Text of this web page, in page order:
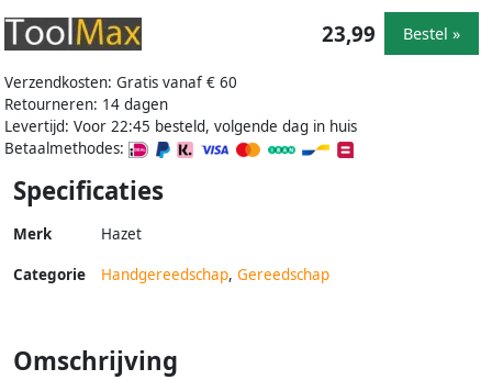
Verzendkosten: Gratis vanaf € 60
Retourneren: 14 dagen
Levertijd: Voor 22:45 besteld, volgende dag in huis
Betaalmethodes:
23,99 Bestel »
Specificaties
Merk Hazet
Categorie Handgereedschap, Gereedschap
Omschrijving